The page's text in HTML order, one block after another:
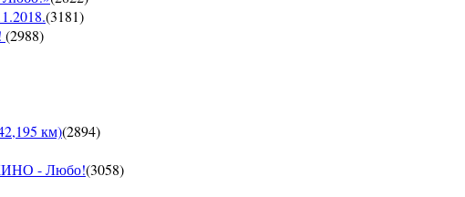
(3181)
(2988)
км)(2894)
- Любо!(3058)